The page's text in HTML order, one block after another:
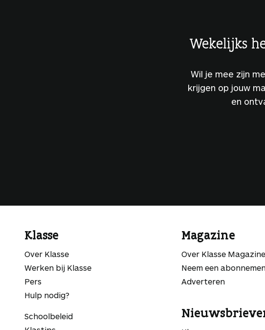
Wekelijks
Wil je mee zijn
krijgen op jouw
en
Klasse
Over Klasse
Werken bij Klasse
Pers
Hulp nodig?
Schoolbeleid
Magazine
Over Klasse Magazine
Neem een
Adverteren